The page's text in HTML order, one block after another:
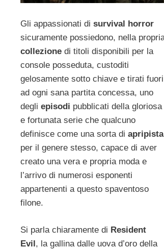
Gli appassionati di survival horror
sicuramente possiedono, nella
collezione di titoli disponibili per la
console posseduta, custoditi
gelosamente sotto chiave e tirati fuori
ad ogni sana partita concessa, uno
degli episodi pubblicati della gloriosa
e fortunata serie che qualcuno
definisce come una sorta di apripista
per il genere stesso, capace di aver
creato una vera e propria moda e
l’arrivo di numerosi esponenti
appartenenti a questo spaventoso
filone.
Si parla chiaramente di Resident
Evil, la gallina dalle uova d’oro della